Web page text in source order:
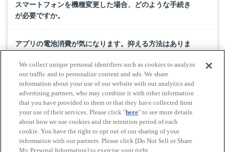
スマートフォンを機種変更した場合、どのような手続き
が必要ですか。
アプリの電池消費が気になります。抑える方法はありま
JAFマイページのログインIDを忘れました。確認方法を教
えてください。
Do Not Sell or Share My Personal Information
© All rights reserved. JAF
We collect unique personal identifiers such as cookies to analyze
our traffic and to personalize content and ads. We share
information about your use of our website with our analytics and
advertising partners, who may combine it with other information
that you have provided to them or that they have collected from
your use of their services. Please click "here" to see more details
about how we use cookies and the retention period of each
cookie. You have the right to opt out of our sharing of your
information with our partners. Please click [Do Not Sell or Share
My Personal Information] to exercise your right.